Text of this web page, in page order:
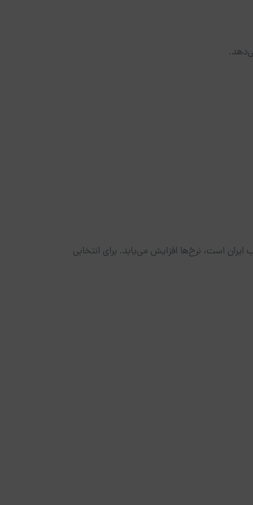
است، نرخ‌ها افزایش می‌یابد. برای انتخابی